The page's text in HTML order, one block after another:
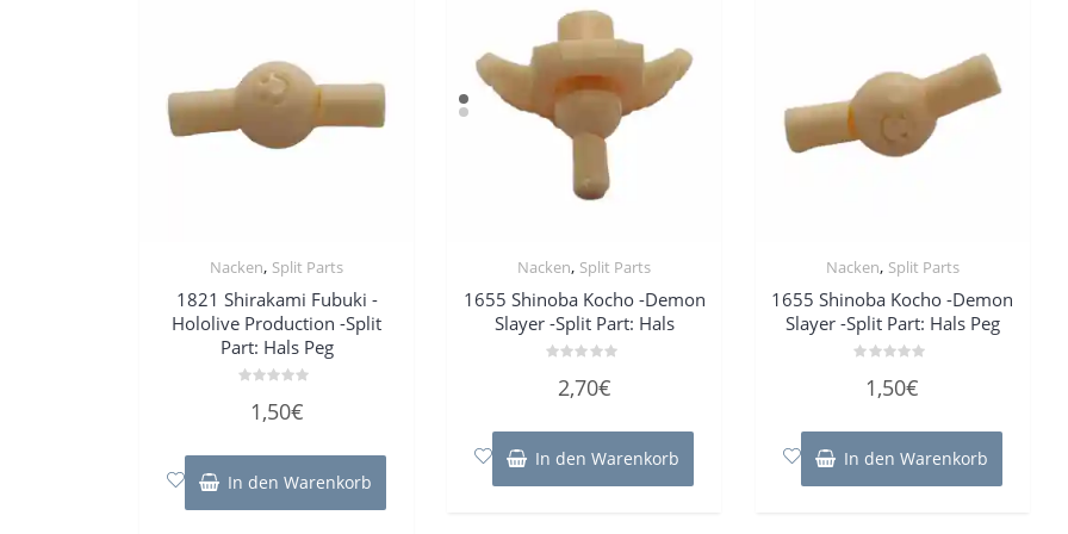
Nacken, Split Parts
1821 Shirakami Fubuki -
Hololive Production -Split
Part: Hals Peg
mit
5
1,50€
In den Warenkorb
Nacken, Split Parts
1655 Shinoba Kocho -Demon
Slayer -Split Part: Hals
mit
5
2,70€
In den Warenkorb
Nacken, Split Parts
1655 Shinoba Kocho -Demon
Slayer -Split Part: Hals Peg
mit
5
1,50€
In den Warenkorb